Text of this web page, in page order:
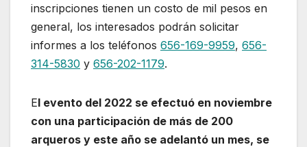
inscripciones tienen un costo de mil pesos en
general, los interesados podrán solicitar
informes a los teléfonos 656-169-9959, 656-
314-5830 y 656-202-1179.
El evento del 2022 se efectuó en noviembre
con una participación de más de 200
arqueros y este año se adelantó un mes, se